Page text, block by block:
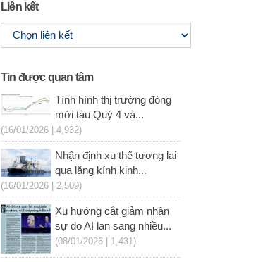
Liên kết
Tin được quan tâm
Tình hình thị trường đóng
mới tàu Quý 4 và...
(16/01/2026 | 4,932)
Nhận định xu thế tương lai
qua lăng kính kinh...
(16/01/2026 | 2,509)
Xu hướng cắt giảm nhân
sự do AI lan sang nhiều...
(08/01/2026 | 1,431)